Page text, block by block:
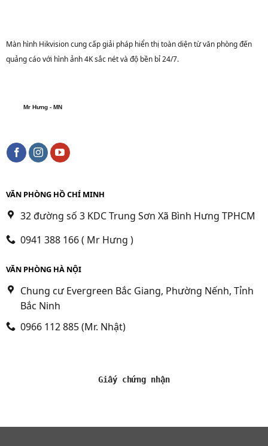
Màn hình Hikvision cung cấp giải pháp hiển thị toàn diện từ văn phòng đến
quảng cáo với hình ảnh 4K sắc nét và độ bền bỉ 24/7.
Mr Hưng - MN
VĂN PHÒNG HỒ CHÍ MINH
32 đường số 3 KDC Trung Sơn Xã Bình Hưng TPHCM
0941 388 166 ( Mr Hưng )
VĂN PHÒNG HÀ NỘI
Chung cư Evergreen Bắc Giang, Phường Nếnh, Tỉnh
Bắc Ninh
0966 112 885 (Mr. Nhật)
Giấy chứng nhận